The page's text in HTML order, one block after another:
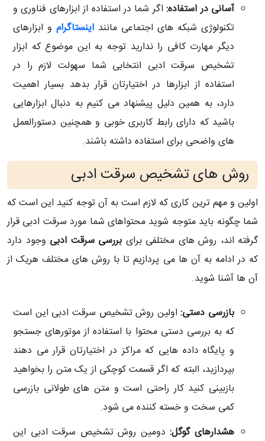
آسانی در استفاده: اگر شما در استفاده از ابزارهای فناوری و
تکنولوژی شبکه های اجتماعی مانند اینستاگرام و ابزارهای
دیگر مهارت کافی را ندارید توجه به این موضوع که ابزار
تشخیص سرقت ادبی انتخابی شما سهولت لازم را در
استفاده از ابزارها در اختیارتان قرار بدهد بسیار اهمیت
دارد، به همین دلیل پیشنهاد می کنیم به دنبال ابزارهایی
باشید که دارای رابط کاربری خوبی و همچنین دستورالعمل
های واضحی برای استفاده داشته باشند.
روش های تشخیص سرقت ادبی
اولین و مهم ترین کاری که لازم است به آن توجه کنید این است که
شما چگونه باید متوجه شوید محتواهای شما مورد سرقت ادبی قرار
گرفته اند، روش های مختلفی برای بررسی سرقت ادبی وجود دارد
که در ادامه به آن ها می پردازیم تا با روش های مختلف هریک از
آن ها آشنا شوید.
بازرسی دستی: اولین روش تشخیص سرقت ادبی این است
که به بررسی دستی محتوا با استفاده از موتورهای جستجو
و پایگاه داده هایی که مراکز در اختیارتان قرار می دهند
بپردازید، البته که اگر قسمت کوچکی از یک متن را بخواهید
بازبینی کنید کار راحتی است و متن های طولانی بازرسی
کمی سخت و خسته کننده می شود.
هشدارهای گوگل: دومین روش تشخیص سرقت ادبی این